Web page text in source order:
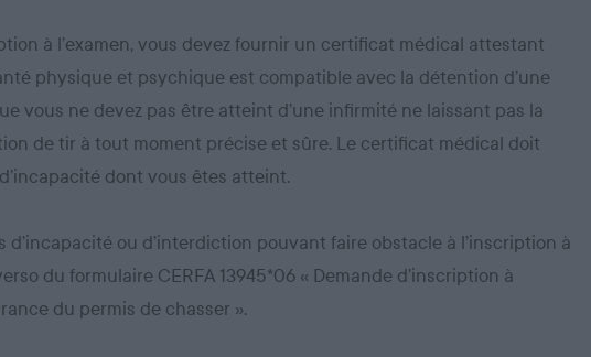
à l’examen, vous devez fournir un certificat médical attestant
physique et psychique est compatible avec la détention d’une
vous ne devez pas être atteint d’une infirmité ne laissant pas la
de tir à tout moment précise et sûre. Le certificat médical doit
dont vous êtes atteint.
d’incapacité ou d’interdiction pouvant faire obstacle à l’inscription à
du formulaire CERFA 13945*06 « Demande d’inscription à
du permis de chasser ».